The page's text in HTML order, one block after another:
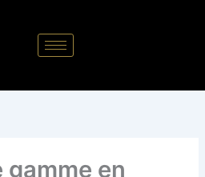
gamme en